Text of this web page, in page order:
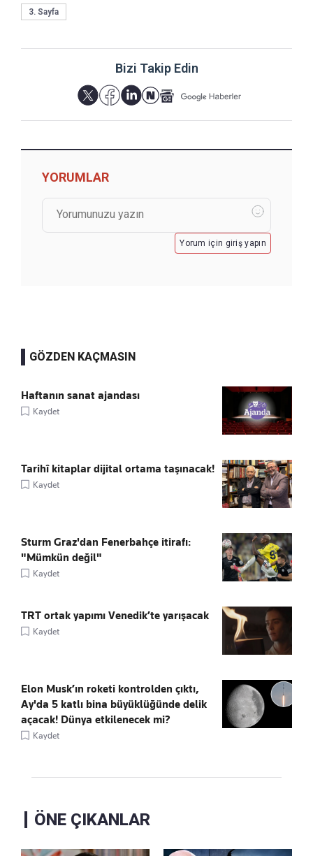
3. Sayfa
Bizi Takip Edin
YORUMLAR
Yorum için giriş yapın
GÖZDEN KAÇMASIN
Haftanın sanat ajandası
Kaydet
Tarihî kitaplar dijital ortama taşınacak!
Kaydet
Sturm Graz'dan Fenerbahçe itirafı:
"Mümkün değil"
Kaydet
TRT ortak yapımı Venedik’te yarışacak
Kaydet
Elon Musk’ın roketi kontrolden çıktı,
Ay'da 5 katlı bina büyüklüğünde delik
açacak! Dünya etkilenecek mi?
Kaydet
ÖNE ÇIKANLAR